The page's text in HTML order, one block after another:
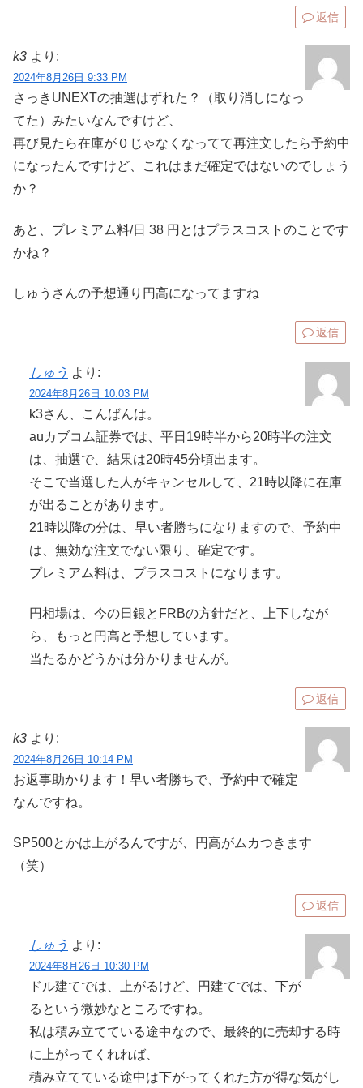
返信
k3 より:
2024年8月26日 9:33 PM
さっきUNEXTの抽選はずれた？（取り消しになっ
てた）みたいなんですけど、
再び見たら在庫が０じゃなくなってて再注文したら予約中
になったんですけど、これはまだ確定ではないのでしょう
か？
あと、プレミアム料/日 38 円とはプラスコストのことです
かね？
しゅうさんの予想通り円高になってますね
返信
しゅう より:
2024年8月26日 10:03 PM
k3さん、こんばんは。
auカブコム証券では、平日19時半から20時半の注文
は、抽選で、結果は20時45分頃出ます。
そこで当選した人がキャンセルして、21時以降に在庫
が出ることがあります。
21時以降の分は、早い者勝ちになりますので、予約中
は、無効な注文でない限り、確定です。
プレミアム料は、プラスコストになります。
円相場は、今の日銀とFRBの方針だと、上下しなが
ら、もっと円高と予想しています。
当たるかどうかは分かりませんが。
返信
k3 より:
2024年8月26日 10:14 PM
お返事助かります！早い者勝ちで、予約中で確定
なんですね。
SP500とかは上がるんですが、円高がムカつきます
（笑）
返信
しゅう より:
2024年8月26日 10:30 PM
ドル建てでは、上がるけど、円建てでは、下が
るという微妙なところですね。
私は積み立てている途中なので、最終的に売却する時
に上がってくれれば、
積み立てている途中は下がってくれた方が得な気がし